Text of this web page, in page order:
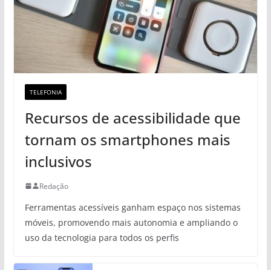
TELEFONIA
Recursos de acessibilidade que
tornam os smartphones mais
inclusivos
Redação
Ferramentas acessíveis ganham espaço nos sistemas
móveis, promovendo mais autonomia e ampliando o
uso da tecnologia para todos os perfis